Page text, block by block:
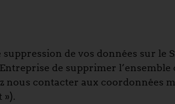
de vos données sur le
de supprimer l’ensemble
nous contacter aux coordonnées
»).